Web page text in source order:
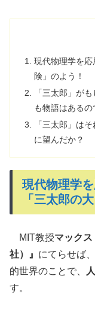
現代物理学を
険」のよう！
「三太郎」が
も物語はあるの
「三太郎」は
に望んだか？
現代物理学
「三太郎の
MIT教授マック
社）』 にてらせば、
的世界のことで、
す。